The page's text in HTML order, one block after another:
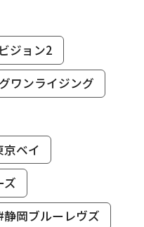
ジョン2
ワンライジング
ベイ
ズ
静岡ブルーレヴズ